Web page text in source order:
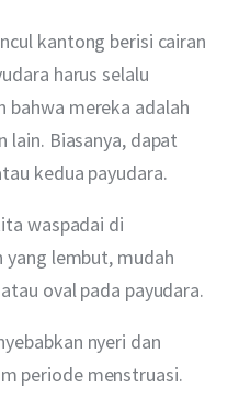
kantong berisi cairan
harus selalu
bahwa mereka adalah
lain. Biasanya, dapat
kedua payudara.
waspadai di
lembut, mudah
oval pada payudara.
nyeri dan
periode menstruasi.